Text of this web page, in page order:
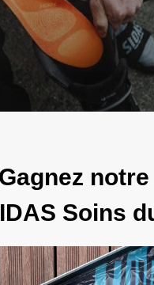
Sidas
Gagnez
Soins